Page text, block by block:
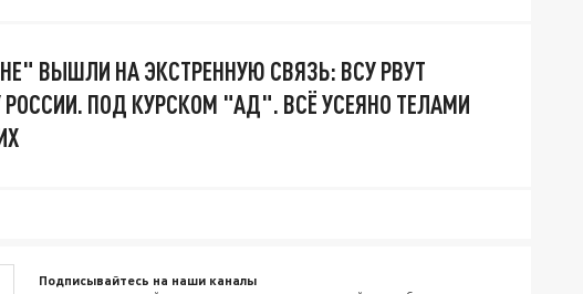
ВЫШЛИ НА ЭКСТРЕННУЮ СВЯЗЬ: ВСУ РВУТ
РОССИИ. ПОД КУРСКОМ "АД". ВСЁ УСЕЯНО ТЕЛАМИ
Подписывайтесь на наши каналы